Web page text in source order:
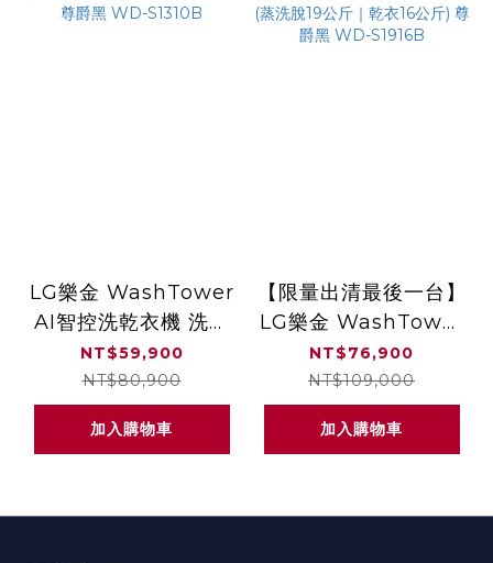
LG樂金 WashTower
AI智控洗乾衣機 洗衣
13公斤 乾衣10公斤 尊
爵黑 WD-S1310B
NT$59,900
NT$80,900
加入購物車
【限量出清最後一台】
LG樂金 WashTower
AI智控洗乾衣機 (蒸洗
脫19公斤｜乾衣16公
斤) 尊爵黑 WD-
S1916B
NT$76,900
NT$109,000
加入購物車